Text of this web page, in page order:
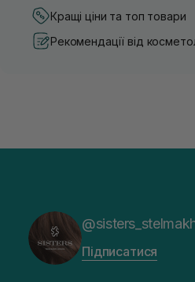
Кращі ціни та топ товари
Рекомендації від
Підписатися